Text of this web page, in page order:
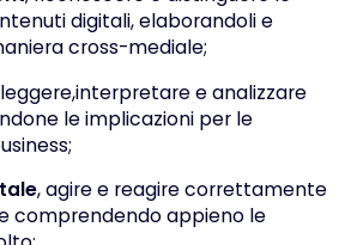
digitali, elaborandoli e
cross-mediale;
e analizzare
le implicazioni per le
, agire e reagire correttamente
comprendendo appieno le